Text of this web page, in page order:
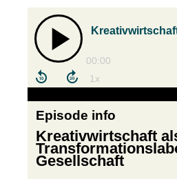
00:00
Episode info
Kreativwirtschaft
Gesellschaft